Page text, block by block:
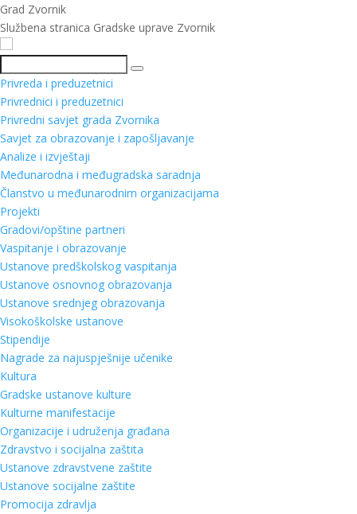
Grad Zvornik
Službena stranica Gradske uprave Zvornik
Pretraga
Privreda i preduzetnici
Privrednici i preduzetnici
Privredni savjet grada Zvornika
Savjet za obrazovanje i zapošljavanje
Analize i izvještaji
Međunarodna i međugradska saradnja
Članstvo u međunarodnim organizacijama
Projekti
Gradovi/opštine partneri
Vaspitanje i obrazovanje
Ustanove predškolskog vaspitanja
Ustanove osnovnog obrazovanja
Ustanove srednjeg obrazovanja
Visokoškolske ustanove
Stipendije
Nagrade za najuspješnije učenike
Kultura
Gradske ustanove kulture
Kulturne manifestacije
Organizacije i udruženja građana
Zdravstvo i socijalna zaštita
Ustanove zdravstvene zaštite
Ustanove socijalne zaštite
Promocija zdravlja